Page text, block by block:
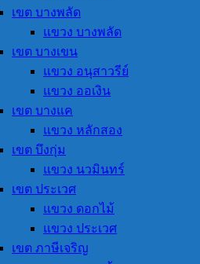
เขต บางพลัด
แขวง บางพลัด
เขต บางเขน
แขวง อนุสาวรีย์
แขวง ออเงิน
เขต บางแค
แขวง หลักสอง
เขต บึงกุ่ม
แขวง นวมินทร์
เขต ประเวศ
แขวง ดอกไม้
แขวง ประเวศ
เขต ภาษีเจริญ